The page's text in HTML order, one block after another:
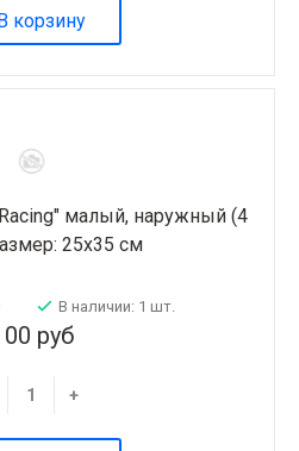
корзину
малый, наружный (4
25х35 см
В наличии: 1 шт.
руб
+